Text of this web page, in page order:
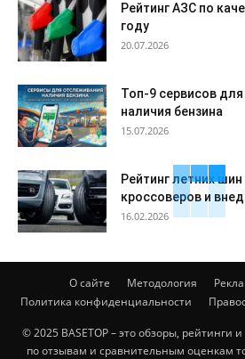
Рейтинг АЗС по
году
20.07.2026
Топ-9 сервисов
наличия бензина
15.07.2026
Рейтинг летних
кроссоверов и
16.02.2026
О сайте Методология
Политика конфиденциальности
© 2025 BASETOP – это обзоры, рейтинги
по отзывам и сравнительным оценкам